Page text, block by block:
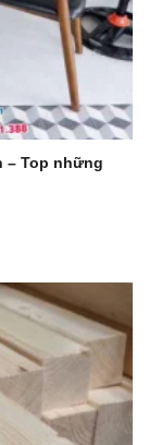
– Top những